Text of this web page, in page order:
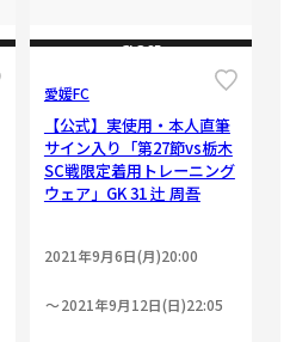
CLOSE
愛媛FC
【公式】実使用・本人直筆
サイン入り「第27節vs栃木
SC戦限定着用トレーニング
ウェア」GK 31 辻 周吾
2021年9月6日(月)20:00
2021年9月12日(日)22:05